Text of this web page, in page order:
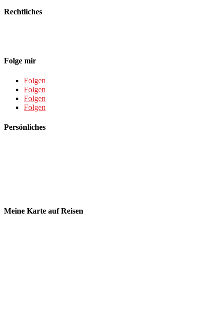
Rechtliches
Folge mir
Folgen
Folgen
Folgen
Folgen
Persönliches
Meine Karte auf Reisen